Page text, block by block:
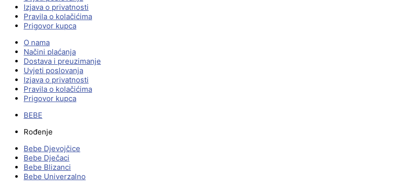
Izjava o privatnosti
Pravila o kolačićima
Prigovor kupca
O nama
Načini plaćanja
Dostava i preuzimanje
Uvjeti poslovanja
Izjava o privatnosti
Pravila o kolačićima
Prigovor kupca
BEBE
Rođenje
Bebe Djevojčice
Bebe Dječaci
Bebe Blizanci
Bebe Univerzalno